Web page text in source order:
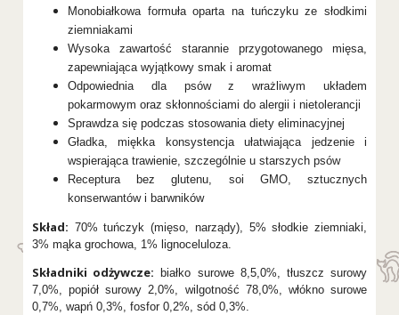
Monobiałkowa formuła oparta na tuńczyku ze słodkimi
ziemniakami
Wysoka zawartość starannie przygotowanego mięsa,
zapewniająca wyjątkowy smak i aromat
Odpowiednia dla psów z wrażliwym układem
pokarmowym oraz skłonnościami do alergii i nietolerancji
Sprawdza się podczas stosowania diety eliminacyjnej
Gładka, miękka konsystencja ułatwiająca jedzenie i
wspierająca trawienie, szczególnie u starszych psów
Receptura bez glutenu, soi GMO, sztucznych
konserwantów i barwników
Skład: 70% tuńczyk (mięso, narządy), 5% słodkie ziemniaki,
3% mąka grochowa, 1% lignoceluloza.
Składniki odżywcze: białko surowe 8,5,0%, tłuszcz surowy
7,0%, popiół surowy 2,0%, wilgotność 78,0%, włókno surowe
0,7%, wapń 0,3%, fosfor 0,2%, sód 0,3%.